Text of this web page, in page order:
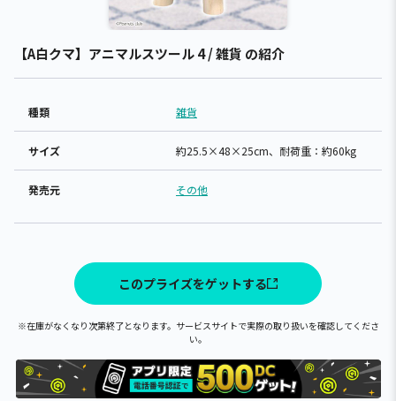
【A白クマ】アニマルスツール 4 / 雑貨 の紹介
種類 雑貨
サイズ 約25.5×48×25cm、耐荷重：約60kg
発売元 その他
このプライズをゲットする
※在庫がなくなり次第終了となります。サービスサイトで実際の取り扱いを確認してくださ
い。